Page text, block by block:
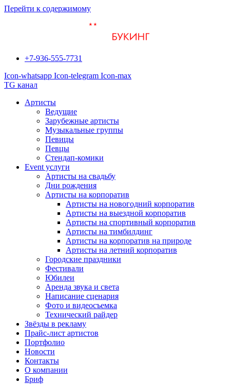
Перейти к содержимому
+7-936-555-7731
Icon-whatsapp Icon-telegram Icon-max
TG канал
Артисты
Ведущие
Зарубежные артисты
Музыкальные группы
Певицы
Певцы
Стендап-комики
Event услуги
Артисты на свадьбу
Дни рождения
Артисты на корпоратив
Артисты на новогодний корпоратив
Артисты на выездной корпоратив
Артисты на спортивный корпоратив
Артисты на тимбилдинг
Артисты на корпоратив на природе
Артисты на летний корпоратив
Городские праздники
Фестивали
Юбилеи
Аренда звука и света
Написание сценария
Фото и видеосъемка
Технический райдер
Звёзды в рекламу
Прайс-лист артистов
Портфолио
Новости
Контакты
О компании
Бриф